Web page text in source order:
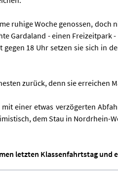
ruhige Woche genossen, doch
Gardaland - einen Freizeitpark
18 Uhr setzen sie sich in
zurück, denn sie erreichen
einer etwas verzögerten
dem Stau in Nordrhein-
letzten Klassenfahrtstag und